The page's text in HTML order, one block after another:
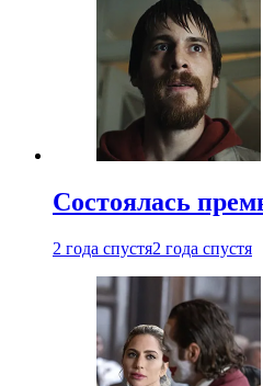
Состоялась
2 года спустя2 года спустя